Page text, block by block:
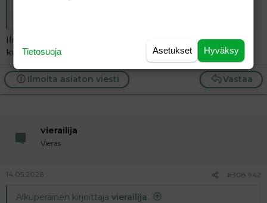
Ilmoittanut boikotoivansa. Niin kuin kaikki itseäänsä
kunnioittavat artistit.
Vastaa
Ilmoita asiaton viesti
vierailija
Vieras
14.05.2026 #308 942
Alkuperäinen kirjoittaja vierailija:
Hyväksy
Asetukset
Tietosuoja